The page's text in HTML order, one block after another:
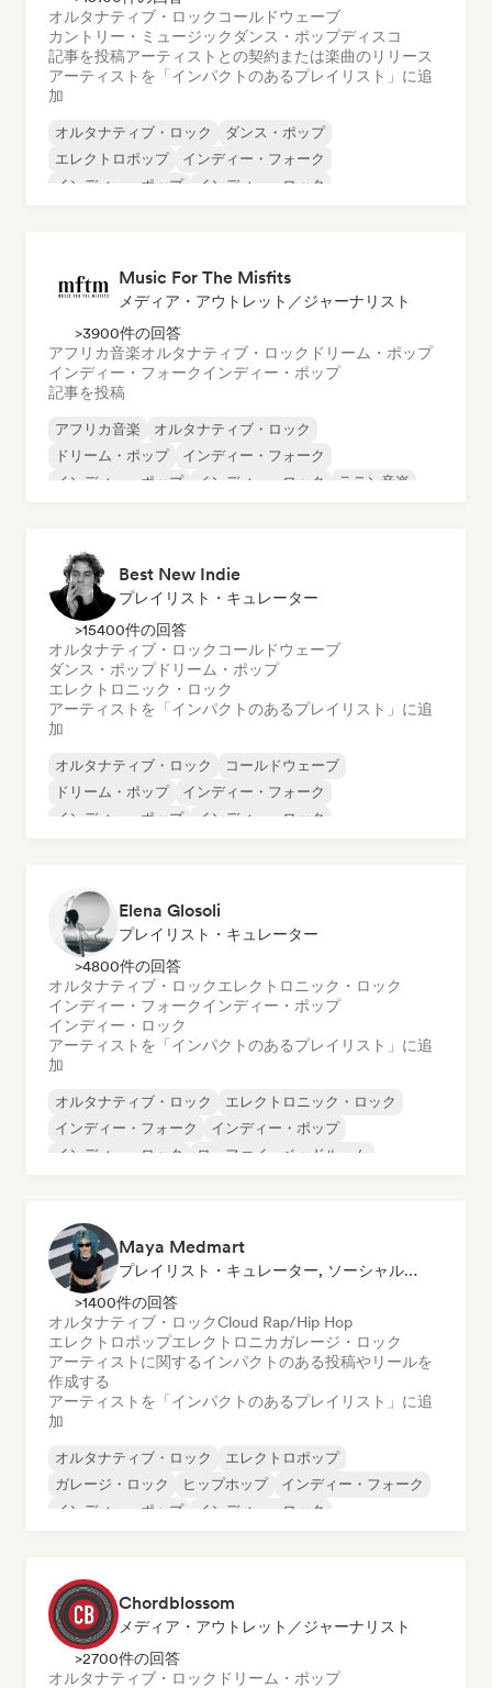
オルタナティブ・ロック コールドウェーブ
カントリー・ミュージック ダンス・ポップディスコ
記事を投稿アーティストとの契約または楽曲のリリース
アーティストを「インパクトのあるプレイリスト」に追
加
オルタナティブ・ロック
ダンス・ポップ
エレクトロポップ
インディー・フォーク
インディー・ポップ
インディー・ロック
Music For The Misfits
メディア・アウトレット／ジャーナリスト
>3900件の回答
アフリカ音楽オルタナティブ・ロック ドリーム・ポップ
インディー・フォークインディー・ポップ
記事を投稿
アフリカ音楽
オルタナティブ・ロック
ドリーム・ポップ
インディー・フォーク
インディー・ポップ
インディー・ロック
ラテン音楽
Best New Indie
プレイリスト・キュレーター
>15400件の回答
オルタナティブ・ロック コールドウェーブ
ダンス・ポップドリーム・ポップ
エレクトロニック・ロック
アーティストを「インパクトのあるプレイリスト」に追
加
オルタナティブ・ロック
コールドウェーブ
ドリーム・ポップ
インディー・フォーク
インディー・ポップ
インディー・ロック
Elena Glosoli
プレイリスト・キュレーター
>4800件の回答
オルタナティブ・ロックエレクトロニック・ロック
インディー・フォークインディー・ポップ
インディー・ロック
アーティストを「インパクトのあるプレイリスト」に追
加
オルタナティブ・ロック
エレクトロニック・ロック
インディー・フォーク
インディー・ポップ
インディー・ロック
ローファイ・ベッドルーム
Maya Medmart
プレイリスト・キュレーター, ソーシャルメディアインフルエンサー
>1400件の回答
オルタナティブ・ロックCloud Rap/Hip Hop
エレクトロポップエレクトロニカガレージ・ロック
アーティストに関するインパクトのある投稿やリールを
作成する
アーティストを「インパクトのあるプレイリスト」に追
加
オルタナティブ・ロック
エレクトロポップ
ガレージ・ロック
ヒップホップ
インディー・フォーク
インディー・ポップ
インディー・ロック
Chordblossom
メディア・アウトレット／ジャーナリスト
>2700件の回答
オルタナティブ・ロック ドリーム・ポップ